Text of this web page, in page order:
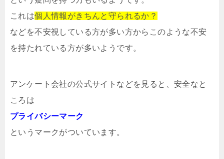
これは個人情報がきちんと守られるか？
などを不安視している方が多い方からこのような不安
を持たれている方が多いようです。
アンケート会社の公式サイトなどを見ると、安全なと
ころは
プライバシーマーク
というマークがついています。